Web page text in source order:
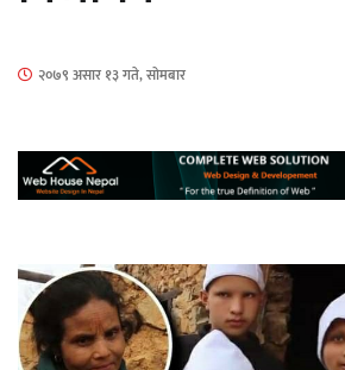
‘ईयुमा डट कम’ले
औपचारिक सेवा
२०७९ असार १३ गते, सोमबार